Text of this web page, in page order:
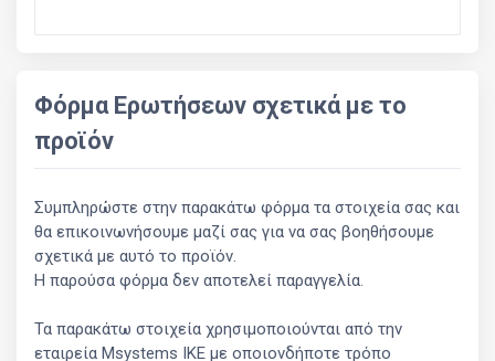
Φόρμα Ερωτήσεων σχετικά με το
προϊόν
Συμπληρώστε στην παρακάτω φόρμα τα στοιχεία σας και
θα επικοινωνήσουμε μαζί σας για να σας βοηθήσουμε
σχετικά με αυτό το προϊόν.
Η παρούσα φόρμα δεν αποτελεί παραγγελία.
Τα παρακάτω στοιχεία χρησιμοποιούνται από την
εταιρεία Msystems ΙΚΕ με οποιονδήποτε τρόπο